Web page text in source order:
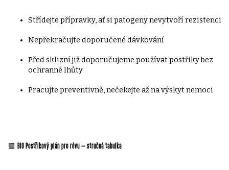
Střídejte přípravky, ať si patogeny nevytvoří rezistenci
Nepřekračujte doporučené dávkování
Před sklizní již doporučujeme používat postřiky bez
ochranné lhůty
Pracujte preventivně, nečekejte až na výskyt nemoci
🟩 BIO Postřikový plán pro révu – stručná tabulka